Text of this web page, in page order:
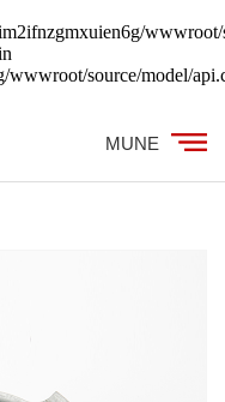
wwwroot/
source/model/
MUNE